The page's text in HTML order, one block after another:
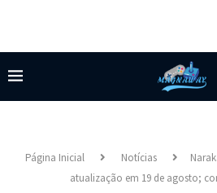
Página Inicial Notícias
atualização em 19 de agosto;